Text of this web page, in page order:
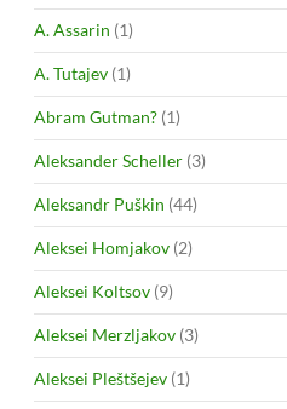
A. Assarin (1)
A. Tutajev (1)
Abram Gutman? (1)
Aleksander Scheller (3)
Aleksandr Puškin (44)
Aleksei Homjakov (2)
Aleksei Koltsov (9)
Aleksei Merzljakov (3)
Aleksei Pleštšejev (1)